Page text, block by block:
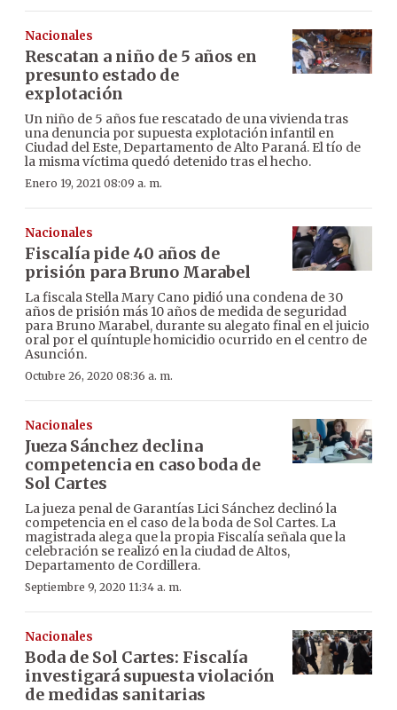
Nacionales
Rescatan a niño de 5 años en
presunto estado de
explotación
Un niño de 5 años fue rescatado de una vivienda tras
una denuncia por supuesta explotación infantil en
Ciudad del Este, Departamento de Alto Paraná. El tío de
la misma víctima quedó detenido tras el hecho.
Enero 19, 2021 08:09 a. m.
Nacionales
Fiscalía pide 40 años de
prisión para Bruno Marabel
La fiscala Stella Mary Cano pidió una condena de 30
años de prisión más 10 años de medida de seguridad
para Bruno Marabel, durante su alegato final en el juicio
oral por el quíntuple homicidio ocurrido en el centro de
Asunción.
Octubre 26, 2020 08:36 a. m.
Nacionales
Jueza Sánchez declina
competencia en caso boda de
Sol Cartes
La jueza penal de Garantías Lici Sánchez declinó la
competencia en el caso de la boda de Sol Cartes. La
magistrada alega que la propia Fiscalía señala que la
celebración se realizó en la ciudad de Altos,
Departamento de Cordillera.
Septiembre 9, 2020 11:34 a. m.
Nacionales
Boda de Sol Cartes: Fiscalía
investigará supuesta violación
de medidas sanitarias